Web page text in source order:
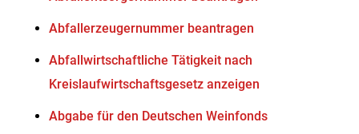
Abfallerzeugernummer beantragen
Abfallwirtschaftliche Tätigkeit nach
Kreislaufwirtschaftsgesetz anzeigen
Abgabe für den Deutschen Weinfonds